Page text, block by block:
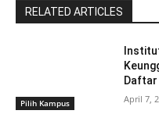
RELATED ARTICLES
Pilih Kampus
Daftar
April 7,